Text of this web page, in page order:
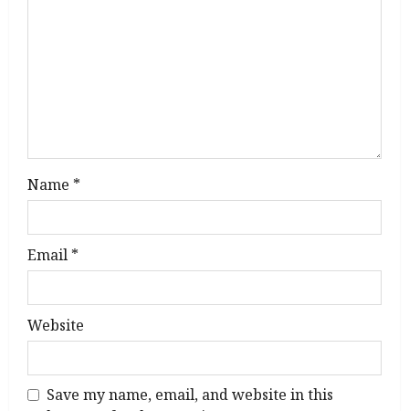
n
Name *
Email *
Website
Save my name, email, and website in this